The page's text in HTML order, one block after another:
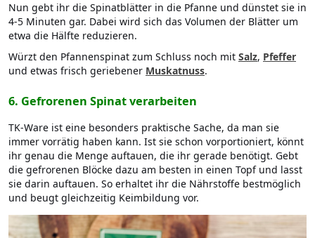
Nun gebt ihr die Spinatblätter in die Pfanne und dünstet sie in
4-5 Minuten gar. Dabei wird sich das Volumen der Blätter um
etwa die Hälfte reduzieren.
Würzt den Pfannenspinat zum Schluss noch mit Salz, Pfeffer
und etwas frisch geriebener Muskatnuss.
6. Gefrorenen Spinat verarbeiten
TK-Ware ist eine besonders praktische Sache, da man sie
immer vorrätig haben kann. Ist sie schon vorportioniert, könnt
ihr genau die Menge auftauen, die ihr gerade benötigt. Gebt
die gefrorenen Blöcke dazu am besten in einen Topf und lasst
sie darin auftauen. So erhaltet ihr die Nährstoffe bestmöglich
und beugt gleichzeitig Keimbildung vor.